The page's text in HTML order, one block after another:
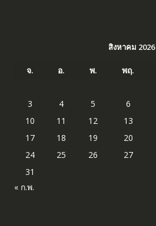
สิงหาคม 2026
จ. อ. พ. พฤ.
3
4 5 6
10
11 12 13
17
18 19 20
24
25 26 27
31
« ก.พ.